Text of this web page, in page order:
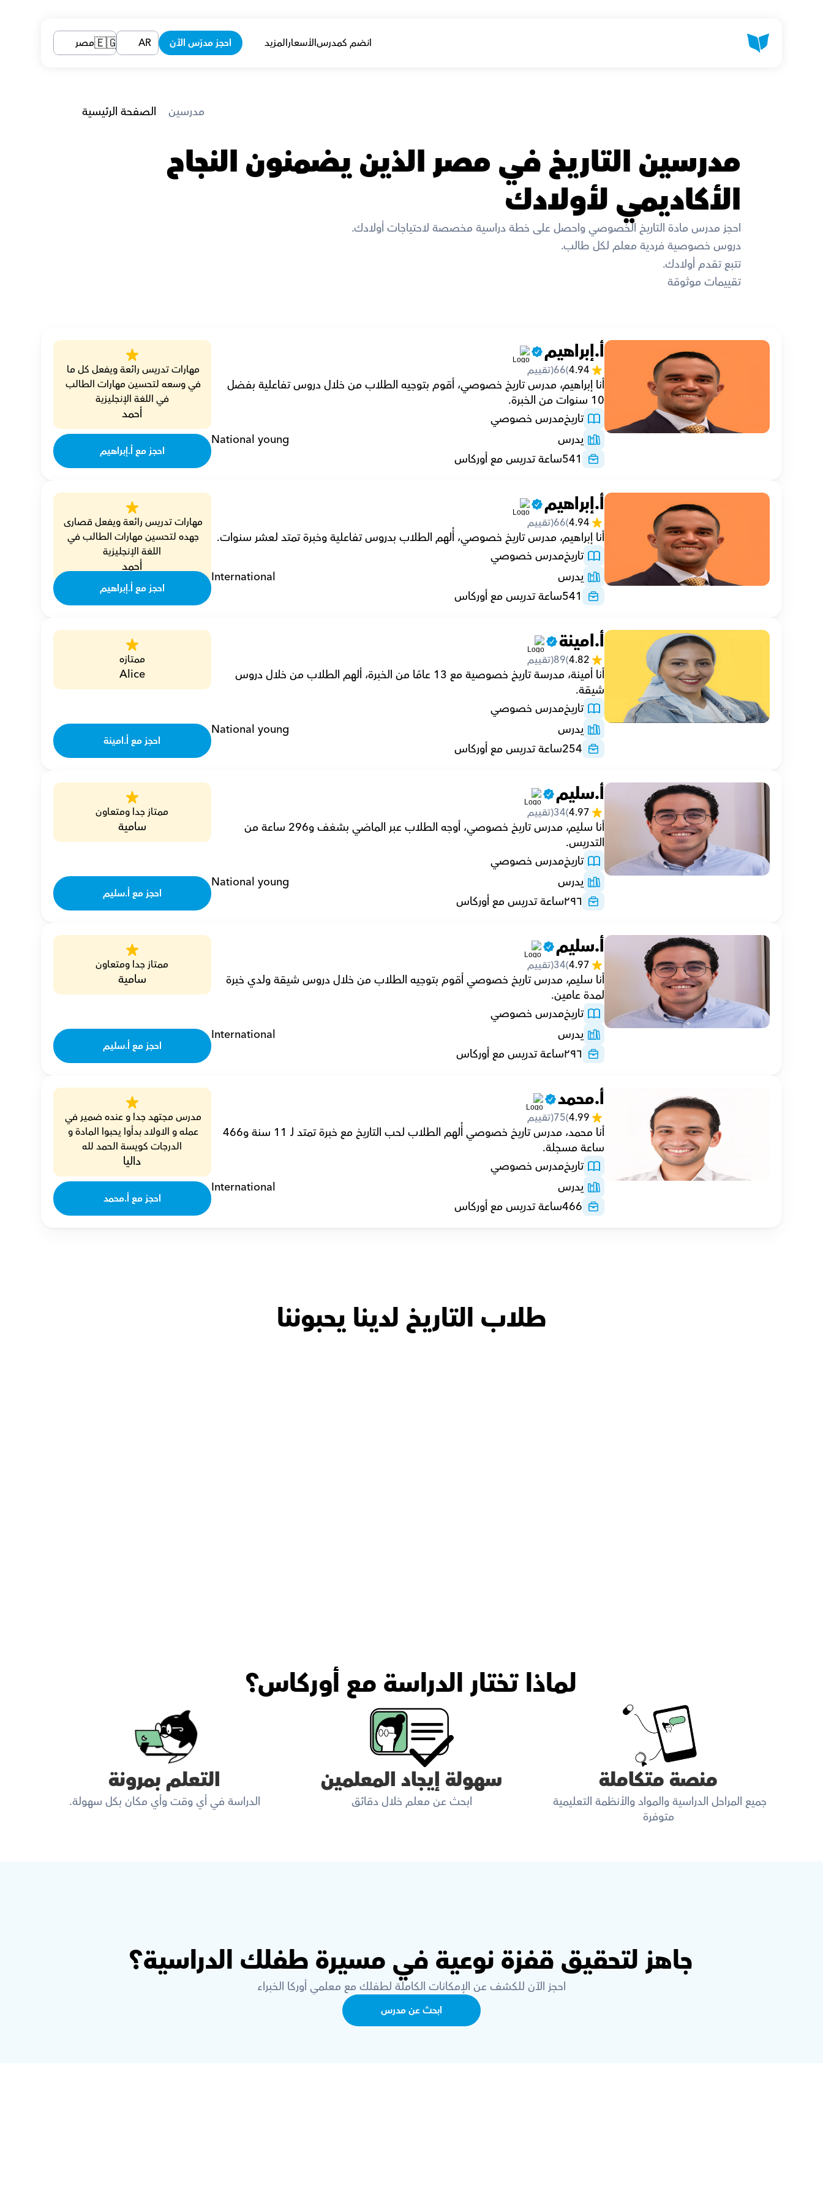
الصفحة الرئيسية مدرسين
الأكاديمي لأولادك
احجز مدرس مادة التاريخ الخصوصي واحصل على خطة دراسية مخصصة لاحتياجات أولادك.
دروس خصوصية فردية معلم لكل طالب.
تتبع تقدم أولادك.
تقييمات موثوقة
أ.إبراهيم
4.94
(
66(تقييم
10 سنوات من الخبرة.
تاريخمدرس خصوصي
يدرس
National young
541ساعة تدريس مع أوركاس
في وسعه لتحسين مهارات الطالب
في اللغة الإنجليزية
أحمد
احجز مع أ.إبراهيم
أ.إبراهيم
4.94
(
66(تقييم
أنا إبراهيم، مدرس تاريخ خصوصي، أُلهم الطلاب بدروس تفاعلية وخبرة تمتد لعشر سنوات.
تاريخمدرس خصوصي
يدرس
International
541ساعة تدريس مع أوركاس
مهارات تدريس رائعة ويفعل قصارى
جهده لتحسين مهارات الطالب في
اللغة الإنجليزية
أحمد
احجز مع أ.إبراهيم
أ.امينة
4.82
(
89(تقييم
شيقة.
تاريخمدرس خصوصي
يدرس
National young
254ساعة تدريس مع أوركاس
ممتازه
Alice
احجز مع أ.امينة
أ.سليم
4.97
(
34(تقييم
التدريس.
تاريخمدرس خصوصي
يدرس
National young
٢٩٦ساعة تدريس مع أوركاس
ممتاز جدا ومتعاون
سامية
احجز مع أ.سليم
أ.سليم
4.97
(
34(تقييم
لمدة عامين.
تاريخمدرس خصوصي
يدرس
International
٢٩٦ساعة تدريس مع أوركاس
ممتاز جدا ومتعاون
سامية
احجز مع أ.سليم
أ.محمد
4.99
(
75(تقييم
ساعة مسجلة.
تاريخمدرس خصوصي
يدرس
International
466ساعة تدريس مع أوركاس
مدرس مجتهد جدا و عنده ضمير في
عمله و الاولاد بدأوا يحبوا المادة و
الدرجات كويسة الحمد لله
داليا
احجز مع أ.محمد
طلاب التاريخ لدينا يحبوننا
لماذا تختار الدراسة مع أوركاس؟
التعلم بمرونة
الدراسة في أي وقت وأي مكان بكل سهولة.
سهولة إيجاد المعلمين
ابحث عن معلم خلال دقائق
منصة متكاملة
جميع المراحل الدراسية والمواد والأنظمة التعليمية
متوفرة
جاهز لتحقيق قفزة نوعية في مسيرة طفلك الدراسية؟
احجز الآن للكشف عن الإمكانات الكاملة لطفلك مع معلمي أوركا الخبراء
ابحث عن مدرس
انضم كمدرسالأسعارالمزيد احجز مدرّس الآن AR
🇪🇬مصر